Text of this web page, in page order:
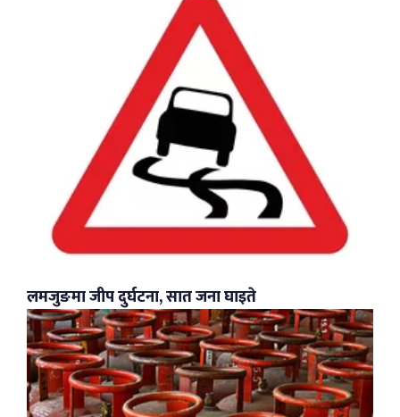
लमजुङमा जीप दुर्घटना, सात जना घाइते